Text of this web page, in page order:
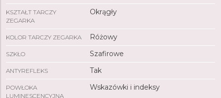
KSZTAŁT TARCZY
ZEGARKA
Okrągły
KOLOR TARCZY ZEGARKA Różowy
SZKŁO Szafirowe
ANTYREFLEKS Tak
POWŁOKA
LUMINESCENCYJNA
Wskazówki i indeksy